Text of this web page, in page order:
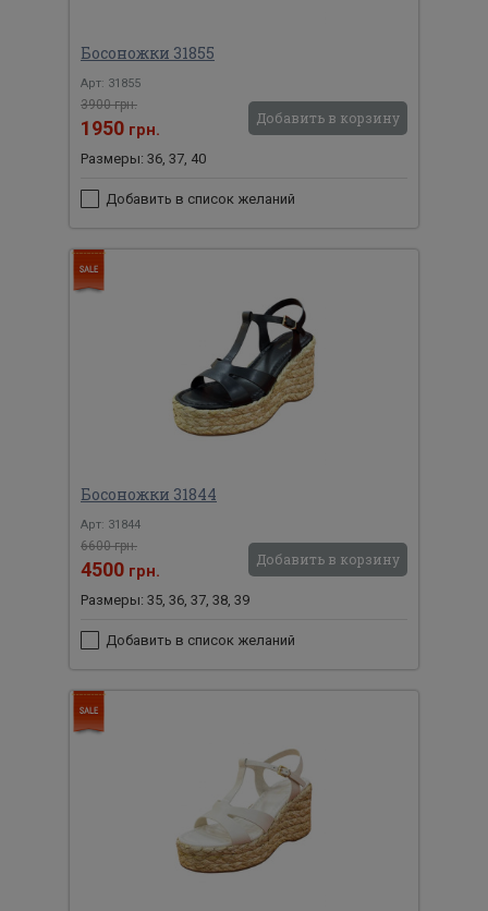
Босоножки 31855
Арт: 31855
3900 грн.
1950 грн.
Добавить в корзину
Размеры: 36, 37, 40
Добавить в список желаний
Босоножки 31844
Арт: 31844
6600 грн.
4500 грн.
Добавить в корзину
Размеры: 35, 36, 37, 38, 39
Добавить в список желаний